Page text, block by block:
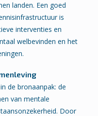
landen. Een goed
is
interventies en
welbevinden en het
de bronaanpak: de
van mentale
Door